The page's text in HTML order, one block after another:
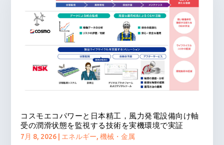
コスモエコパワーと日本精工，風力発電設備向け軸
受の潤滑状態を監視する技術を実機環境で実証
7月 8, 2026 エネルギー,機械・金属